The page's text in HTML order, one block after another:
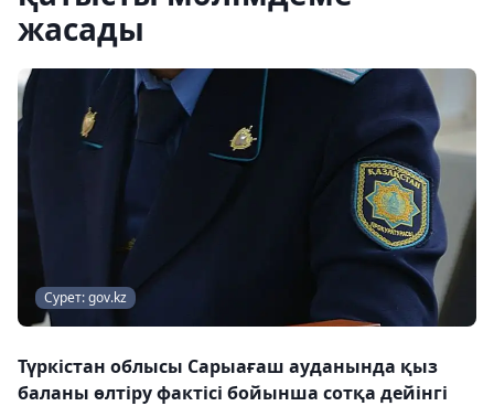
жасады
Сурет: gov.kz
Түркістан облысы Сарыағаш ауданында қыз
баланы өлтіру фактісі бойынша сотқа дейінгі